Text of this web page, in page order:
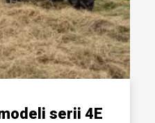
serii 4E